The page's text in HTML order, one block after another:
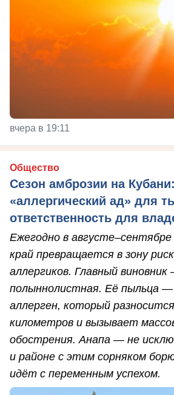
вчера в 19:11
Общество
Сезон амброзии на Кубани:
«аллергический ад» для
ответственность для
Ежегодно в августе–сентябре
край превращается в зону
аллергиков. Главный
полыннолистная. Её пыльца
аллерген, который
километров и вызывает
обострения. Анапа — не
и районе с этим сорняком
идёт с переменным успехом.